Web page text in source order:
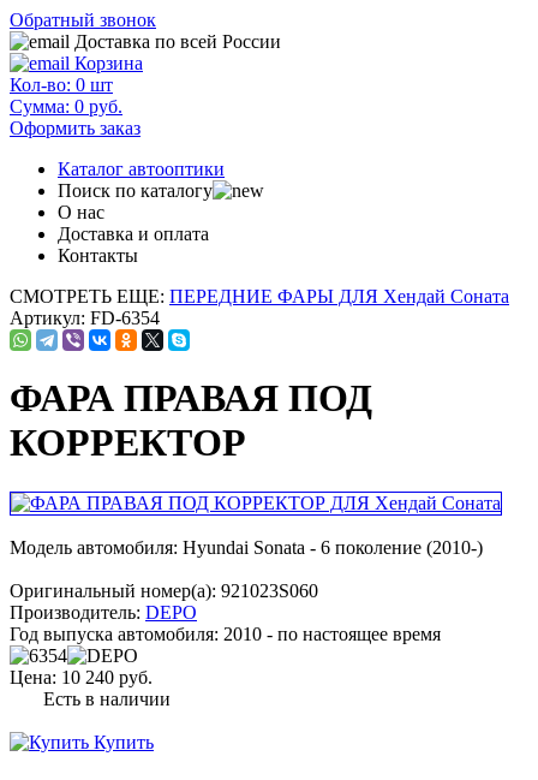
Обратный звонок
Доставка по всей России
Корзина
Кол-во: 0 шт
Сумма: 0 руб.
Оформить заказ
Каталог автооптики
Поиск по каталогу
О нас
Доставка и оплата
Контакты
СМОТРЕТЬ ЕЩЕ: ПЕРЕДНИЕ ФАРЫ ДЛЯ Хендай Соната
Артикул: FD-6354
ФАРА ПРАВАЯ ПОД
КОРРЕКТОР
Модель автомобиля: Hyundai Sonata - 6 поколение (2010-)
Оригинальный номер(а): 921023S060
Производитель: DEPO
Год выпуска автомобиля: 2010 - по настоящее время
Цена: 10 240 руб.
Есть в наличии
Купить